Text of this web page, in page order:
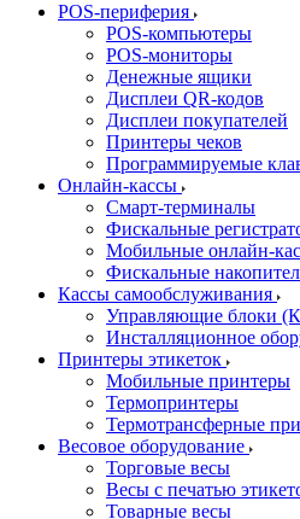
POS-периферия
POS-компьютеры
POS-мониторы
Денежные ящики
Дисплеи QR-кодов
Дисплеи покупателей
Принтеры чеков
Программируемые
Онлайн-кассы
Смарт-терминалы
Фискальные
Мобильные онлайн-
Фискальные
Кассы самообслуживания
Управляющие блоки
Инсталляционное
Принтеры этикеток
Мобильные принтеры
Термопринтеры
Термотрансферные
Весовое оборудование
Торговые весы
Весы с печатью
Товарные весы